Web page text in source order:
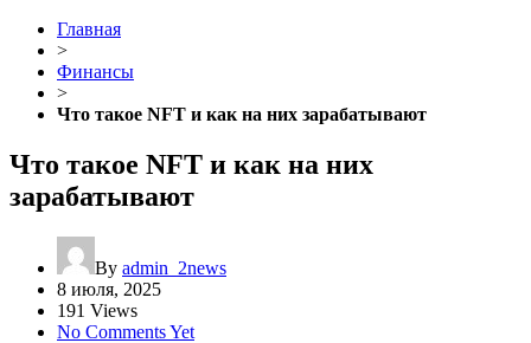
Главная
>
Финансы
>
Что такое NFT и как на них зарабатывают
Что такое NFT и как на них
зарабатывают
By admin_2news
8 июля, 2025
191 Views
No Comments Yet